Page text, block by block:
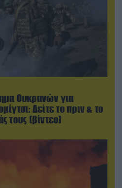
Ουκρανών για
Δείτε το πριν & το
τους (βίντεο)